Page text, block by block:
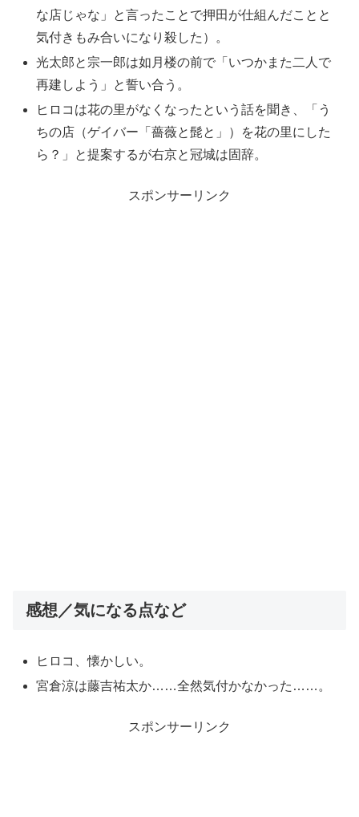
な店じゃな」と言ったことで押田が仕組んだことと
気付きもみ合いになり殺した）。
光太郎と宗一郎は如月楼の前で「いつかまた二人で
再建しよう」と誓い合う。
ヒロコは花の里がなくなったという話を聞き、「う
ちの店（ゲイバー「薔薇と髭と」）を花の里にした
ら？」と提案するが右京と冠城は固辞。
スポンサーリンク
感想／気になる点など
ヒロコ、懐かしい。
宮倉涼は藤吉祐太か……全然気付かなかった……。
スポンサーリンク